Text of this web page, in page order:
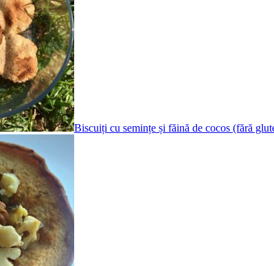
Biscuiți cu semințe și făină de cocos (fără